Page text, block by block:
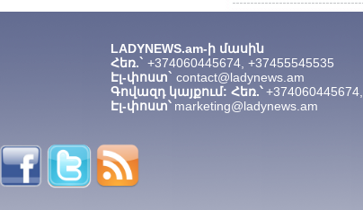
LADYNEWS.am-ի մասին
Հեռ.` +374060445674, +37455545535
Էլ-փոստ` contact@ladynews.am
Գովազդ կայքում: Հեռ.՝
Էլ-փոստ՝ marketing@ladynews.am